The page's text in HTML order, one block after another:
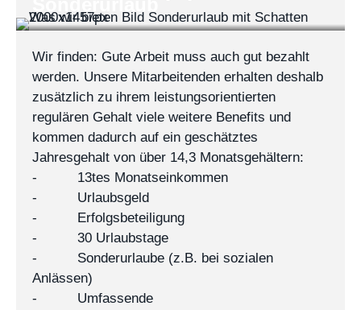
Wir finden: Gute Arbeit muss auch gut bezahlt
werden. Unsere Mitarbeitenden erhalten deshalb
zusätzlich zu ihrem leistungsorientierten
regulären Gehalt viele weitere Benefits und
kommen dadurch auf ein geschätztes
Jahresgehalt von über 14,3 Monatsgehältern:
- 13tes Monatseinkommen
- Urlaubsgeld
- Erfolgsbeteiligung
- 30 Urlaubstage
- Sonderurlaube (z.B. bei sozialen
Anlässen)
- Umfassende